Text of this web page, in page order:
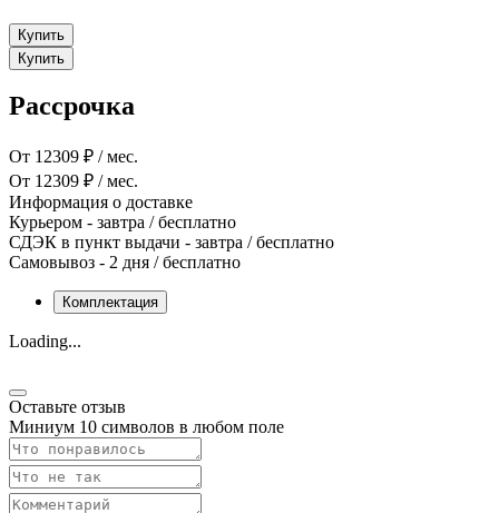
Купить
Купить
Рассрочка
От 12309 ₽ / мес.
От 12309 ₽ / мес.
Информация о доставке
Курьером - завтра / бесплатно
СДЭК в пункт выдачи - завтра / бесплатно
Самовывоз - 2 дня / бесплатно
Комплектация
Loading...
Оставьте отзыв
Миниум 10 символов в любом поле